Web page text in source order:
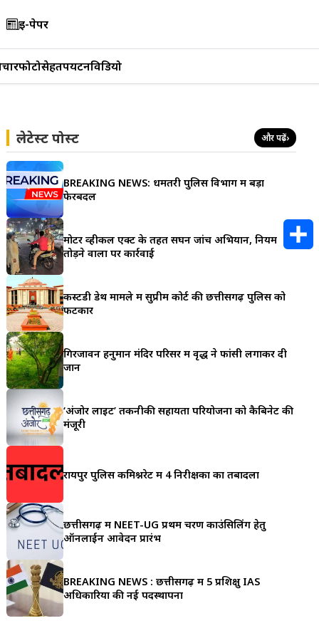
ई-पेपर
फोटोसेहतपर्यटनविडियो
लेटेस्ट पोस्ट और पढ़ें›
BREAKING NEWS: धमतरी पुलिस विभाग में बड़ा
फेरबदल
मोटर व्हीकल एक्ट के तहत सघन जांच अभियान, नियम
तोड़ने वालों पर कार्रवाई
कस्टडी डेथ मामले में सुप्रीम कोर्ट की छत्तीसगढ़ पुलिस को
फटकार
गिरजावन हनुमान मंदिर परिसर में वृद्ध ने फांसी लगाकर दी
जान
‘अंजोर लाइट’ तकनीकी सहायता परियोजना को कैबिनेट की
मंजूरी
रायपुर पुलिस कमिश्नरेट में 4 निरीक्षकों का तबादला
छत्तीसगढ़ में NEET-UG प्रथम चरण काउंसिलिंग हेतु
ऑनलाईन आवेदन प्रारंभ
BREAKING NEWS : छत्तीसगढ़ में 5 प्रशिक्षु IAS
अधिकारियों की नई पदस्थापना
h
r